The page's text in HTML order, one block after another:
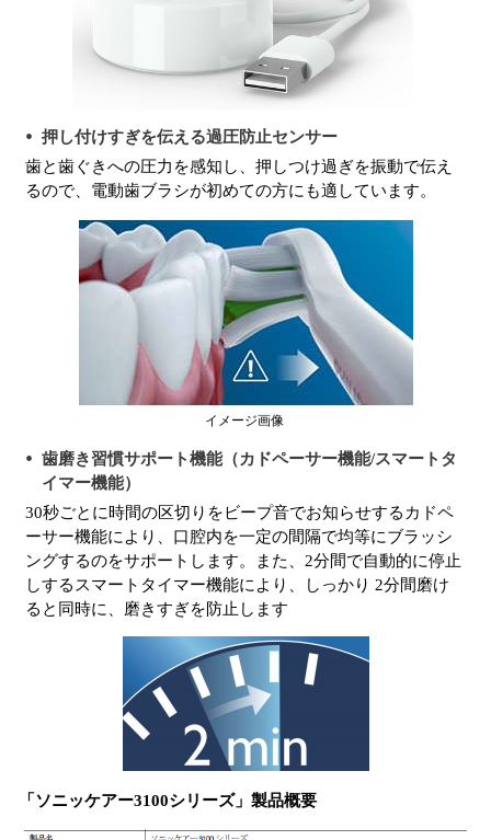
押し付けすぎを伝える過圧防止センサー
歯と歯ぐきへの圧力を感知し、押しつけ過ぎを振動で伝え
るので、電動歯ブラシが初めての方にも適しています。
イメージ画像
歯磨き習慣サポート機能（カドペーサー機能/スマートタ
イマー機能）
30秒ごとに時間の区切りをビープ音でお知らせするカドペ
ーサー機能により、口腔内を一定の間隔で均等にブラッシ
ングするのをサポートします。また、2分間で自動的に停止
しするスマートタイマー機能により、しっかり 2分間磨け
ると同時に、磨きすぎを防止します
「ソニッケアー3100シリーズ」製品概要